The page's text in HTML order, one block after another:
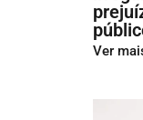
Ver